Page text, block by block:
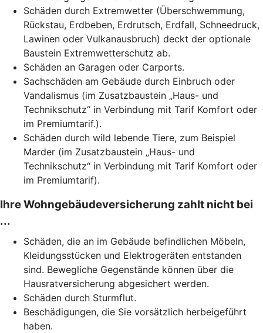
Schäden durch Extremwetter (Überschwemmung,
Rückstau, Erdbeben, Erdrutsch, Erdfall, Schneedruck,
Lawinen oder Vulkanausbruch) deckt der optionale
Baustein Extremwetterschutz ab.
Schäden an Garagen oder Carports.
Sachschäden am Gebäude durch Einbruch oder
Vandalismus (im Zusatzbaustein „Haus- und
Technikschutz“ in Verbindung mit Tarif Komfort oder
im Premiumtarif.).
Schäden durch wild lebende Tiere, zum Beispiel
Marder (im Zusatzbaustein „Haus- und
Technikschutz“ in Verbindung mit Tarif Komfort oder
im Premiumtarif).
Ihre Wohngebäudeversicherung zahlt nicht bei
...
Schäden, die an im Gebäude befindlichen Möbeln,
Kleidungsstücken und Elektrogeräten entstanden
sind. Bewegliche Gegenstände können über die
Hausratversicherung abgesichert werden.
Schäden durch Sturmflut.
Beschädigungen, die Sie vorsätzlich herbeigeführt
haben.